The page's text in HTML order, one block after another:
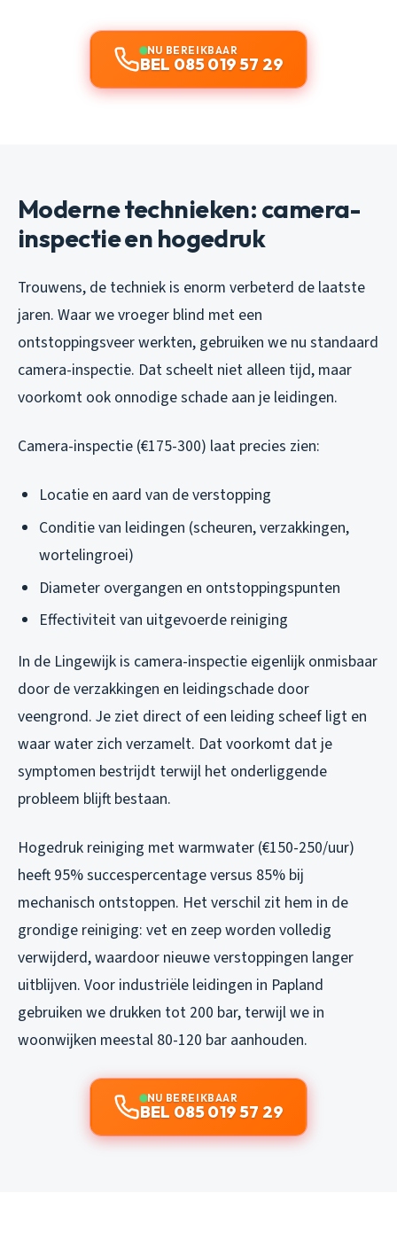
NU BEREIKBAAR
BEL 085 019 57 29
Moderne technieken: camera-
inspectie en hogedruk
Trouwens, de techniek is enorm verbeterd de laatste
jaren. Waar we vroeger blind met een
ontstoppingsveer werkten, gebruiken we nu standaard
camera-inspectie. Dat scheelt niet alleen tijd, maar
voorkomt ook onnodige schade aan je leidingen.
Camera-inspectie (€175-300) laat precies zien:
Locatie en aard van de verstopping
Conditie van leidingen (scheuren, verzakkingen,
wortelingroei)
Diameter overgangen en ontstoppingspunten
Effectiviteit van uitgevoerde reiniging
In de Lingewijk is camera-inspectie eigenlijk onmisbaar
door de verzakkingen en leidingschade door
veengrond. Je ziet direct of een leiding scheef ligt en
waar water zich verzamelt. Dat voorkomt dat je
symptomen bestrijdt terwijl het onderliggende
probleem blijft bestaan.
Hogedruk reiniging met warmwater (€150-250/uur)
heeft 95% succespercentage versus 85% bij
mechanisch ontstoppen. Het verschil zit hem in de
grondige reiniging: vet en zeep worden volledig
verwijderd, waardoor nieuwe verstoppingen langer
uitblijven. Voor industriële leidingen in Papland
gebruiken we drukken tot 200 bar, terwijl we in
woonwijken meestal 80-120 bar aanhouden.
NU BEREIKBAAR
BEL 085 019 57 29